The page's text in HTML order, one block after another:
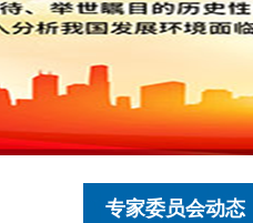
专家委员会动态